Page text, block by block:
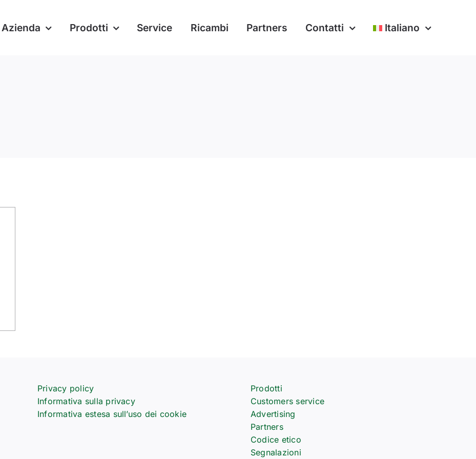
Azienda Prodotti Service Ricambi Partners Contatti Italiano
Privacy policy
Informativa sulla privacy
Informativa estesa sull’uso dei cookie
Prodotti
Customers service
Advertising
Partners
Codice etico
Segnalazioni